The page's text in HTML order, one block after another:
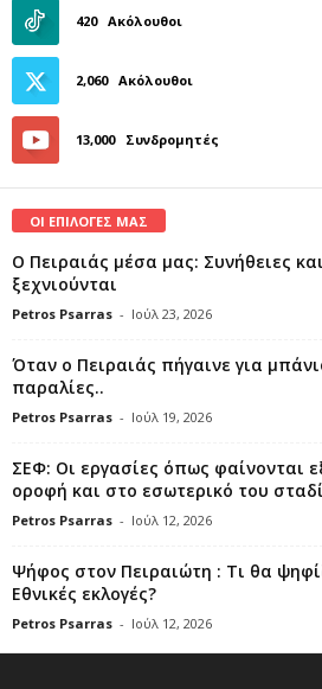
420 Ακόλουθοι
2,060 Ακόλουθοι
13,000 Συνδρομητές
ΟΙ ΕΠΙΛΟΓΕΣ ΜΑΣ
Ο Πειραιάς μέσα μας: Συνήθειες
ξεχνιούνται
Petros Psarras - Ιούλ 23, 2026
Όταν ο Πειραιάς πήγαινε για
παραλίες..
Petros Psarras - Ιούλ 19, 2026
ΣΕΦ: Οι εργασίες όπως φαίνονται
οροφή και στο εσωτερικό του
Petros Psarras - Ιούλ 12, 2026
Ψήφος στον Πειραιώτη : Τι θα
Εθνικές εκλογές?
Petros Psarras - Ιούλ 12, 2026